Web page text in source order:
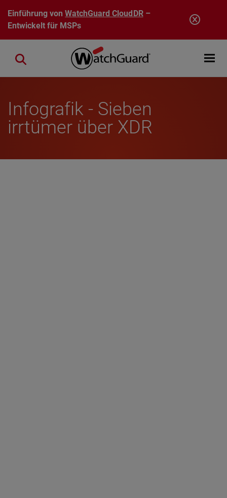
Direkt zum Inhalt
Einführung vonWatchGuard CloudDR–
Entwickelt für MSPs
Open
Close search
Infografik - Sieben
irrtümer über XDR